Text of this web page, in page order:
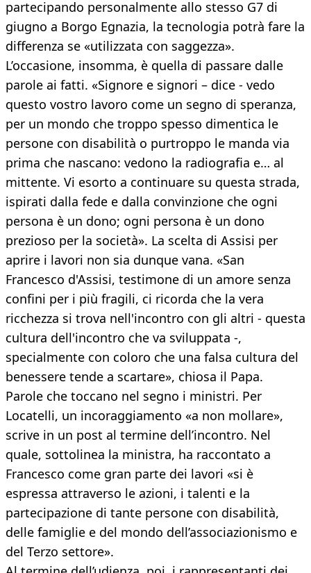
partecipando personalmente allo stesso G7 di
giugno a Borgo Egnazia, la tecnologia potrà fare la
differenza se «utilizzata con saggezza».
L’occasione, insomma, è quella di passare dalle
parole ai fatti. «Signore e signori – dice - vedo
questo vostro lavoro come un segno di speranza,
per un mondo che troppo spesso dimentica le
persone con disabilità o purtroppo le manda via
prima che nascano: vedono la radiografia e… al
mittente. Vi esorto a continuare su questa strada,
ispirati dalla fede e dalla convinzione che ogni
persona è un dono; ogni persona è un dono
prezioso per la società». La scelta di Assisi per
aprire i lavori non sia dunque vana. «San
Francesco d'Assisi, testimone di un amore senza
confini per i più fragili, ci ricorda che la vera
ricchezza si trova nell'incontro con gli altri - questa
cultura dell'incontro che va sviluppata -,
specialmente con coloro che una falsa cultura del
benessere tende a scartare», chiosa il Papa.
Parole che toccano nel segno i ministri. Per
Locatelli, un incoraggiamento «a non mollare»,
scrive in un post al termine dell’incontro. Nel
quale, sottolinea la ministra, ha raccontato a
Francesco come gran parte dei lavori «si è
espressa attraverso le azioni, i talenti e la
partecipazione di tante persone con disabilità,
delle famiglie e del mondo dell’associazionismo e
del Terzo settore».